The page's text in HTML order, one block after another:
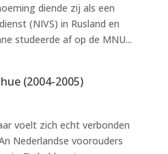
diende zij als een
(NIVS) in Rusland en
studeerde af op de MNU...
(2004-2005)
voelt zich echt verbonden
Nederlandse voorouders